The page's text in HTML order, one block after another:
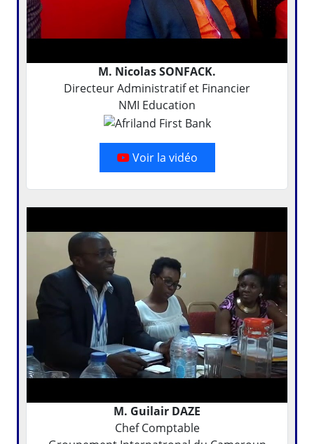
M. Nicolas SONFACK.
Directeur Administratif et Financier
NMI Education
Voir la vidéo
M. Guilair DAZE
Chef Comptable